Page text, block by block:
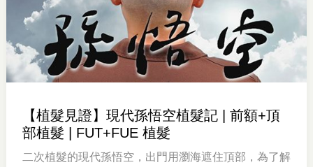
【植髮見證】現代孫悟空植髮記 | 前額+頂
部植髮 | FUT+FUE 植髮
二次植髮的現代孫悟空，出門用瀏海遮住頂部，為了解